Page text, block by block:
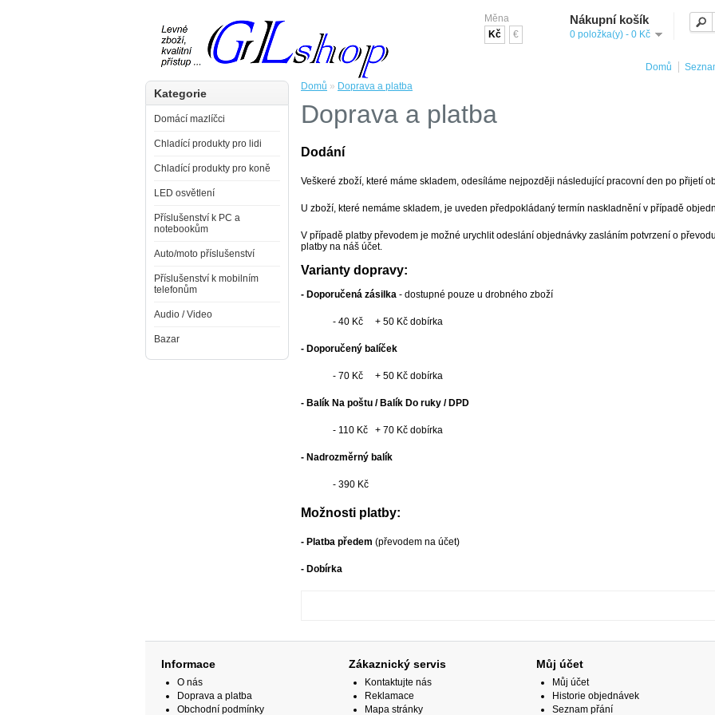
Měna
Kč
€
Nákupní košík
0 položka(y) - 0 Kč
Domů
Kategorie
Domácí mazlíčci
Chladící produkty pro lidi
Chladící produkty pro koně
LED osvětlení
Příslušenství k PC a
notebookům
Auto/moto příslušenství
Příslušenství k mobilním
telefonům
Audio / Video
Bazar
Domů » Doprava a platba
Doprava a platba
Dodání
Veškeré zboží, které máme skladem, odesíláme nejpozději následující pracovní den po přijetí
U zboží, které nemáme skladem, je uveden předpokládaný termín naskladnění v případě
V případě platby převodem je možné urychlit odeslání objednávky zasláním potvrzení o
platby na náš účet.
Varianty dopravy:
- Doporučená zásilka - dostupné pouze u drobného zboží
- 40 Kč + 50 Kč dobírka
- Doporučený balíček
- 70 Kč + 50 Kč dobírka
- Balík Na poštu / Balík Do ruky / DPD
- 110 Kč + 70 Kč dobírka
- Nadrozměrný balík
- 390 Kč
Možnosti platby:
- Platba předem (převodem na účet)
- Dobírka
Informace
O nás
Doprava a platba
Obchodní podmínky
Zákaznický servis
Kontaktujte nás
Reklamace
Mapa stránky
Můj účet
Můj účet
Historie objednávek
Seznam přání